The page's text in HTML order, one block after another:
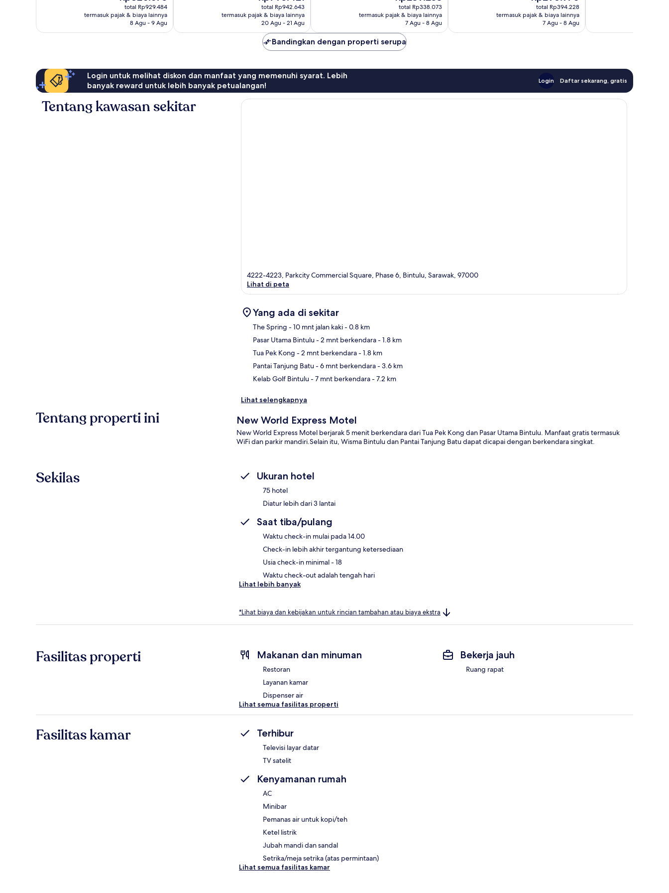
sekarang
Rp820.075
total Rp929.484
termasuk pajak & biaya lainnya
8 Agu - 9 Agu
sekarang
Rp795.421
total Rp942.643
termasuk pajak & biaya lainnya
20 Agu - 21 Agu
sekarang
Rp239.253
total Rp338.073
termasuk pajak & biaya lainnya
7 Agu - 8 Agu
sekarang
Rp296.970
total Rp394.228
termasuk pajak & biaya lainnya
7 Agu - 8 Agu
Bandingkan dengan properti serupa
Login untuk melihat diskon dan manfaat yang memenuhi syarat. Lebih
banyak reward untuk lebih banyak petualangan!
Login Daftar sekarang, gratis
Tentang kawasan sekitar
4222-4223, Parkcity Commercial Square, Phase 6, Bintulu, Sarawak, 97000
Lihat di peta
Yang ada di sekitar
The Spring - 10 mnt jalan kaki- 0.8 km
Pasar Utama Bintulu- 2 mnt berkendara- 1.8 km
Tua Pek Kong - 2 mnt berkendara- 1.8 km
Pantai Tanjung Batu- 6 mnt berkendara- 3.6 km
Kelab Golf Bintulu- 7 mnt berkendara- 7.2 km
Lihat selengkapnya
Tentang properti ini New World Express Motel
New World Express Motel berjarak 5 menit berkendara dari Tua Pek Kong dan Pasar Utama Bintulu. Manfaat gratis termasuk
WiFi dan parkir mandiri.Selain itu, Wisma Bintulu dan Pantai Tanjung Batu dapat dicapai dengan berkendara singkat.
Sekilas Ukuran hotel
75 hotel
Diatur lebih dari 3 lantai
Saat tiba/pulang
Waktu check-in mulai pada 14.00
Check-in lebih akhir tergantung ketersediaan
Usia check-in minimal - 18
Waktu check-out adalah tengah hari
Lihat lebih banyak
*Lihat biaya dan kebijakan untuk rincian tambahan atau biaya ekstra
Fasilitas properti Makanan dan minuman
Restoran
Layanan kamar
Dispenser air
Bekerja jauh
Ruang rapat
Lihat semua fasilitas properti
Fasilitas kamar Terhibur
Televisi layar datar
TV satelit
Kenyamanan rumah
AC
Minibar
Pemanas air untuk kopi/teh
Ketel listrik
Jubah mandi dan sandal
Setrika/meja setrika (atas permintaan)
Lihat semua fasilitas kamar